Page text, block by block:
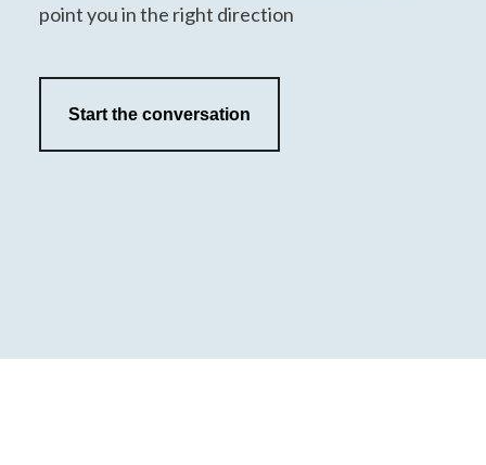
point you in the right direction
Start the conversation